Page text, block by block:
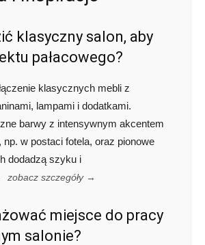
klasyczny salon, aby
pałacowego?
klasycznych mebli z
lampami i dodatkami.
barwy z intensywnym akcentem
w postaci fotela, oraz pionowe
dodadzą szyku i
zobacz szczegóły →
miejsce do pracy
salonie?